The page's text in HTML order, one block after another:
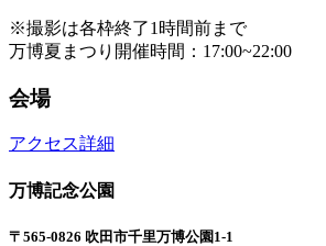
※撮影は各枠終了1時間前まで
万博夏まつり開催時間：17:00~22:00
会場
アクセス詳細
万博記念公園
〒565-0826 吹田市千里万博公園1-1